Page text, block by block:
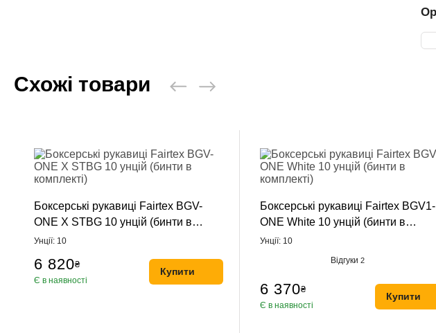
Схожі товари
Боксерські рукавиці Fairtex BGV-
ONE X STBG 10 унцій (бинти в
комплекті)
Унції: 10
6 820₴
Є в наявності
Купити
Боксерські рукавиці Fairtex BGV1-
ONE White 10 унцій (бинти в
комплекті)
Унції: 10
Відгуки2
6 370₴
Є в наявності
Купити